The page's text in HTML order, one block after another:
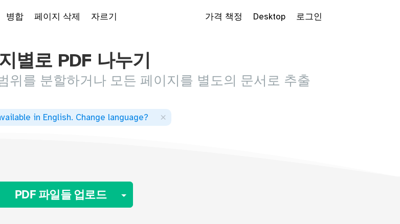
병합 페이지 삭제 자르기 가격 책정 Desktop 로그인
별로 PDF 나누기
위를 분할하거나 모든 페이지를 별도의 문서로 추출
in English. Change language? ×
PDF 파일들 업로드 Toggle Dropdown